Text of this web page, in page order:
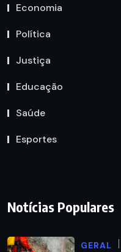
Economia
Política
Justiça
Educação
Saúde
Esportes
Notícias Populares
GERAL